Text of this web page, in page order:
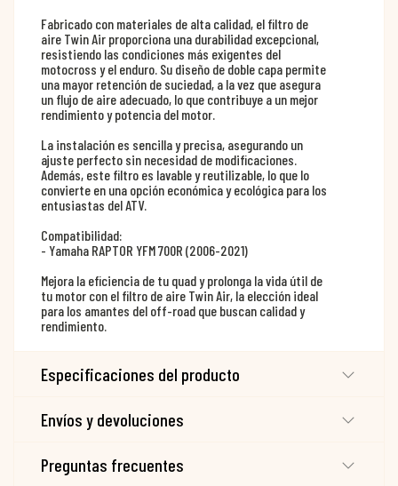
Fabricado con materiales de alta calidad, el filtro de
aire Twin Air proporciona una durabilidad excepcional,
resistiendo las condiciones más exigentes del
motocross y el enduro. Su diseño de doble capa permite
una mayor retención de suciedad, a la vez que asegura
un flujo de aire adecuado, lo que contribuye a un mejor
rendimiento y potencia del motor.
La instalación es sencilla y precisa, asegurando un
ajuste perfecto sin necesidad de modificaciones.
Además, este filtro es lavable y reutilizable, lo que lo
convierte en una opción económica y ecológica para los
entusiastas del ATV.
Compatibilidad:
- Yamaha RAPTOR YFM 700R (2006-2021)
Mejora la eficiencia de tu quad y prolonga la vida útil de
tu motor con el filtro de aire Twin Air, la elección ideal
para los amantes del off-road que buscan calidad y
rendimiento.
Especificaciones del producto
Envíos y devoluciones
Preguntas frecuentes